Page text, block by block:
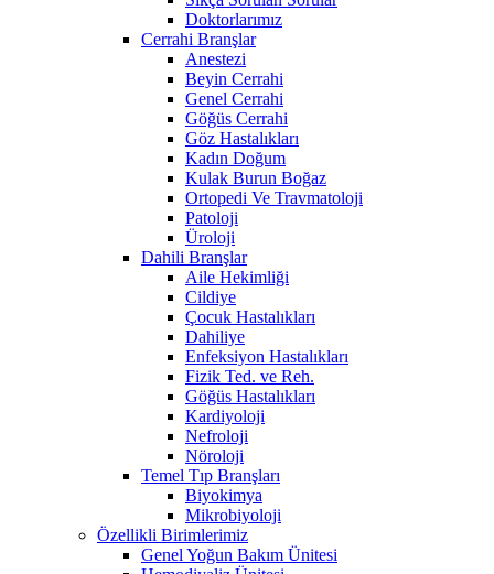
Doktorlarımız
Cerrahi Branşlar
Anestezi
Beyin Cerrahi
Genel Cerrahi
Göğüs Cerrahi
Göz Hastalıkları
Kadın Doğum
Kulak Burun Boğaz
Ortopedi Ve Travmatoloji
Patoloji
Üroloji
Dahili Branşlar
Aile Hekimliği
Cildiye
Çocuk Hastalıkları
Dahiliye
Enfeksiyon Hastalıkları
Fizik Ted. ve Reh.
Göğüs Hastalıkları
Kardiyoloji
Nefroloji
Nöroloji
Temel Tıp Branşları
Biyokimya
Mikrobiyoloji
Özellikli Birimlerimiz
Genel Yoğun Bakım Ünitesi